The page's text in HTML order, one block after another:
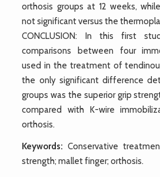
orthosis groups at 12 weeks,
not significant versus the
CONCLUSION: In this first
comparisons between four
used in the treatment of
the only significant difference
groups was the superior grip
compared with K-wire
orthosis.
Keywords: Conservative
strength; mallet finger; orthosis.